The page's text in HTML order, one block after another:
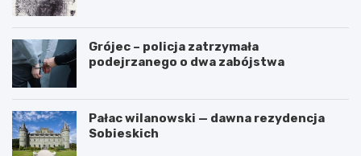
Grójec – policja zatrzymała
podejrzanego o dwa zabójstwa
Pałac wilanowski — dawna rezydencja
Sobieskich